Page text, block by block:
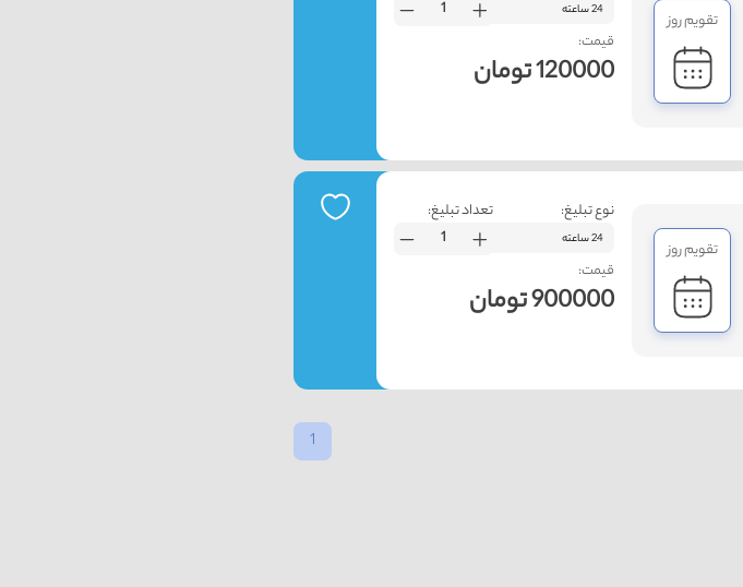
24 ساعته
قیمت:
120000 تومان
تقویم روز
نوع تبلیغ:
24 ساعته
تعداد تبلیغ:
قیمت:
900000 تومان
تقویم روز
1